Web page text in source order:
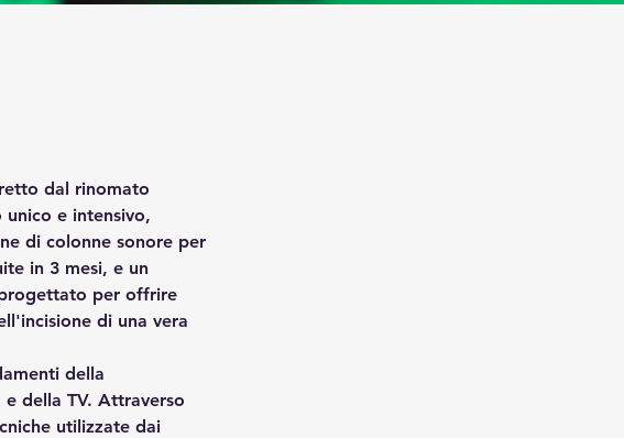
dal rinomato
e intensivo,
di colonne sonore per
in 3 mesi, e un
per offrire
di una vera
della
della TV. Attraverso
utilizzate dai